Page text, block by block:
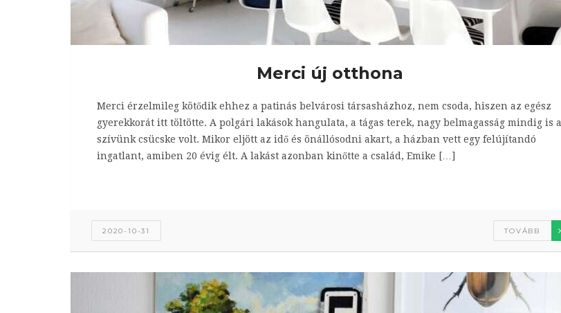
Merci új otthona
Merci érzelmileg kötődik ehhez a patinás belvárosi társasházhoz, nem csoda, hiszen az egész
gyerekkorát itt töltötte. A polgári lakások hangulata, a tágas terek, nagy belmagasság mindig is a
szívünk csücske volt. Mikor eljött az idő és önállósodni akart, a házban vett egy felújítandó
ingatlant, amiben 20 évig élt. A lakást azonban kinőtte a család, Emike […]
2020-10-31 TOVÁBB